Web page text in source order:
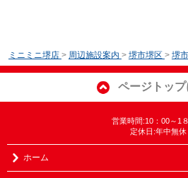
ミニミニ堺店 > 周辺施設案内 > 堺市堺区 > 堺
ページトップ
営業時間:10：00～1
定休日:年中無休
ホーム